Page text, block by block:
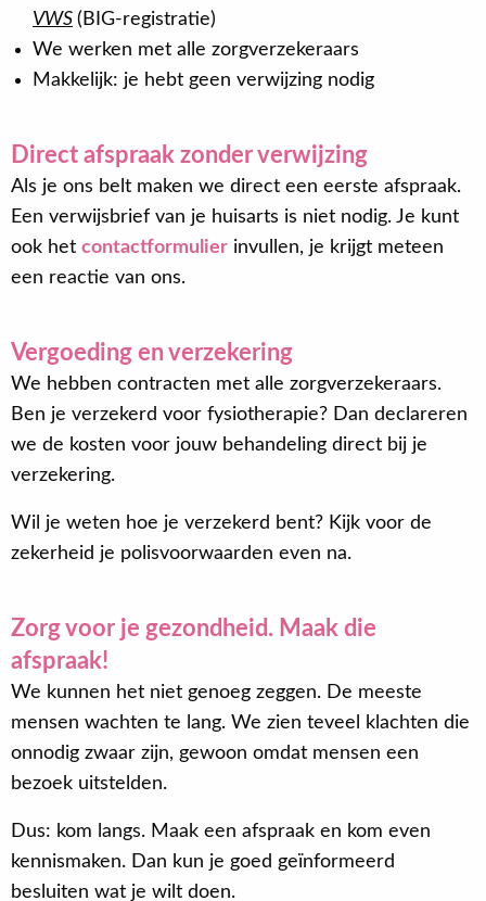
VWS (BIG-registratie)
We werken met alle zorgverzekeraars
Makkelijk: je hebt geen verwijzing nodig
Direct afspraak zonder verwijzing
Als je ons belt maken we direct een eerste afspraak.
Een verwijsbrief van je huisarts is niet nodig. Je kunt
ook het contactformulier invullen, je krijgt meteen
een reactie van ons.
Vergoeding en verzekering
We hebben contracten met alle zorgverzekeraars.
Ben je verzekerd voor fysiotherapie? Dan declareren
we de kosten voor jouw behandeling direct bij je
verzekering.
Wil je weten hoe je verzekerd bent? Kijk voor de
zekerheid je polisvoorwaarden even na.
Zorg voor je gezondheid. Maak die
afspraak!
We kunnen het niet genoeg zeggen. De meeste
mensen wachten te lang. We zien teveel klachten die
onnodig zwaar zijn, gewoon omdat mensen een
bezoek uitstelden.
Dus: kom langs. Maak een afspraak en kom even
kennismaken. Dan kun je goed geïnformeerd
besluiten wat je wilt doen.